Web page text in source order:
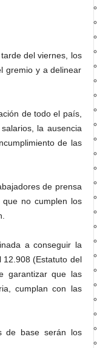
del viernes, los
gremio y a delinear
de todo el país,
la ausencia
de las
de prensa
que no cumplen los
a conseguir la
12.908 (Estatuto del
garantizar que las
cumplan con las
de base serán los